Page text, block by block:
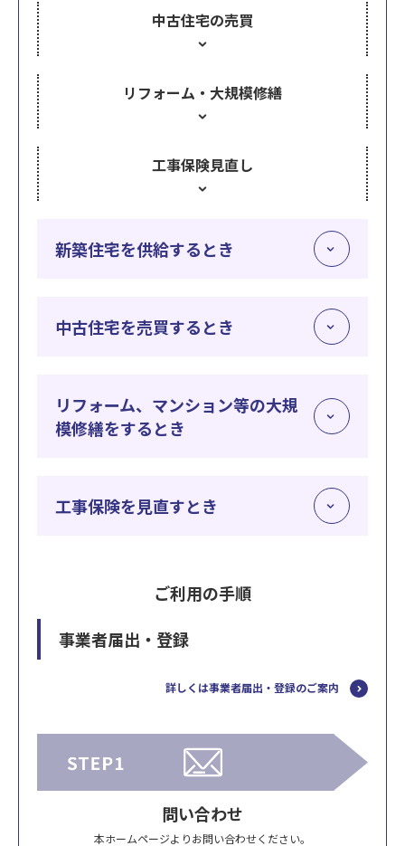
中古住宅の売買
リフォーム・大規模修繕
工事保険見直し
新築住宅を供給するとき
中古住宅を売買するとき
リフォーム、マンション等の大規
模修繕をするとき
工事保険を見直すとき
ご利用の手順
事業者届出・登録
詳しくは事業者届出・登録のご案内
問い合わせ
本ホームページよりお問い合わせください。